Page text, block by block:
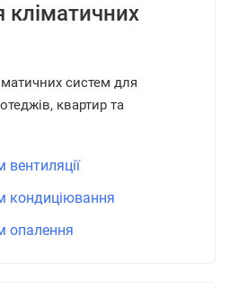
кліматичних
систем для
квартир та
кондиціювання
опалення